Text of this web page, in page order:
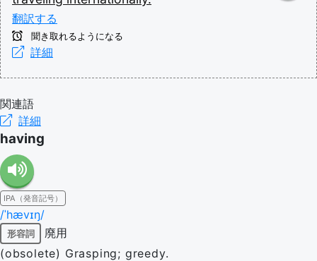
翻訳する
聞き取れるようになる
詳細
関連語
詳細
having
IPA（発音記号）
/ˈhævɪŋ/
形容詞
廃用
(obsolete) Grasping; greedy.